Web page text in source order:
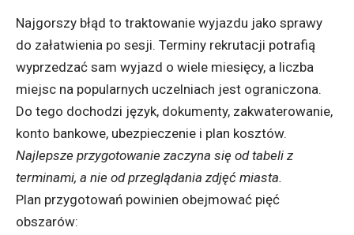
Najgorszy błąd to traktowanie wyjazdu jako sprawy
do załatwienia po sesji. Terminy rekrutacji potrafią
wyprzedzać sam wyjazd o wiele miesięcy, a liczba
miejsc na popularnych uczelniach jest ograniczona.
Do tego dochodzi język, dokumenty, zakwaterowanie,
konto bankowe, ubezpieczenie i plan kosztów.
Najlepsze przygotowanie zaczyna się od tabeli z
terminami, a nie od przeglądania zdjęć miasta.
Plan przygotowań powinien obejmować pięć
obszarów: